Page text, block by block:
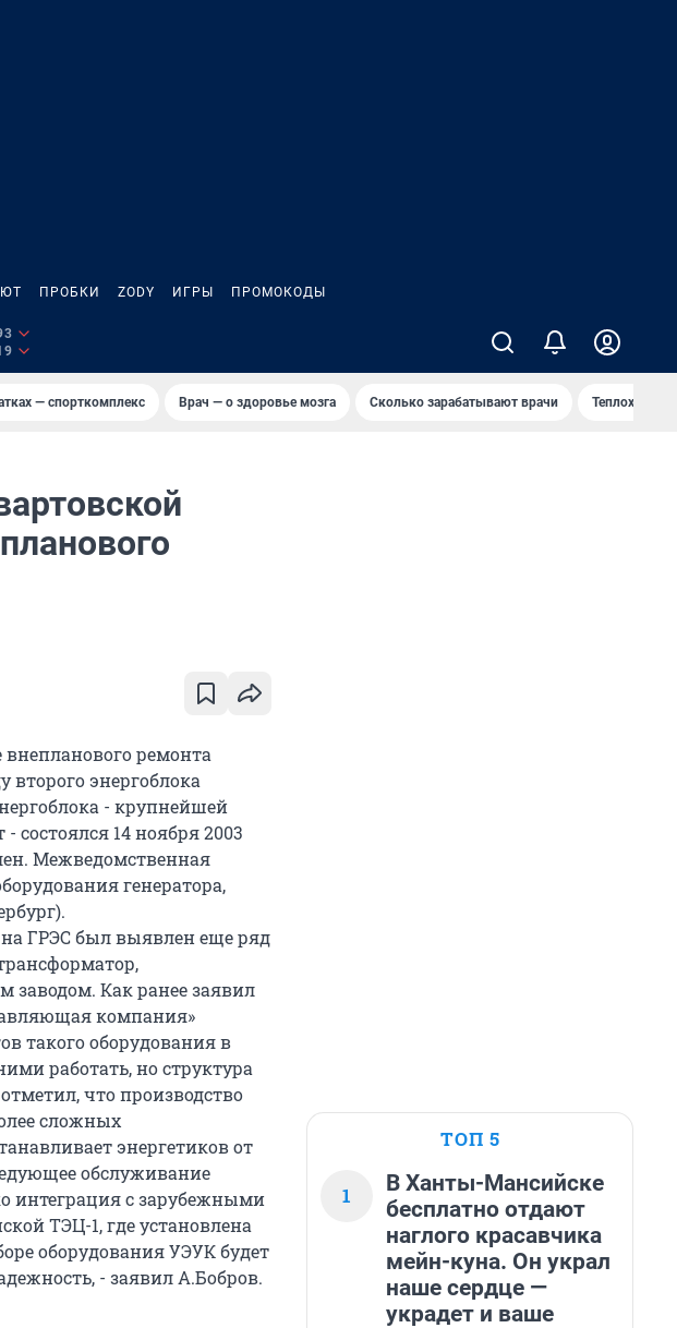
ПРОБКИ ZODY ИГРЫ ПРОМОКОДЫ
— спорткомплекс Врач — о здоровье мозга Сколько зарабатывают врачи Теплоход
ремонта
второго энергоблока
- крупнейшей
состоялся 14 ноября 2003
Межведомственная
генератора,
на ГРЭС был выявлен еще ряд
Как ранее заявил
компания»
такого оборудования в
работать, но структура
что производство
сложных
энергетиков от
обслуживание
интеграция с зарубежными
ТЭЦ-1, где установлена
оборудования УЭУК будет
- заявил А.Бобров.
ТОП 5
1
В Ханты-Мансийске
бесплатно отдают
наглого красавчика
мейн-куна. Он украл
наше сердце —
украдет и ваше